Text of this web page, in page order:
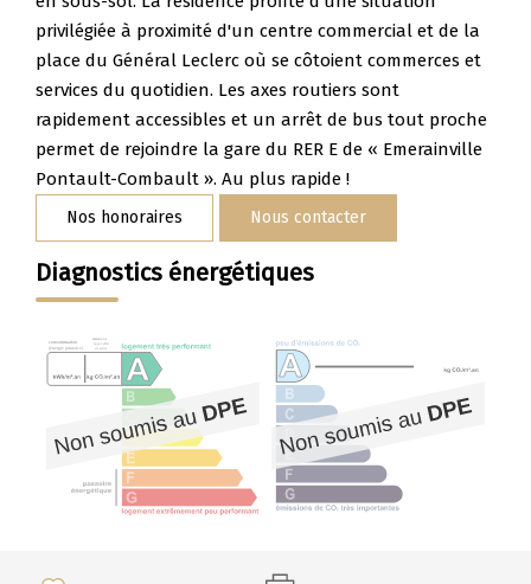
Nos Services
Notre Histoire
Nos Témoignages
Nous Rejoindre
CONTACT
privilégiée à proximité d'un centre commercial et de la
place du Général Leclerc où se côtoient commerces et
services du quotidien. Les axes routiers sont
rapidement accessibles et un arrêt de bus tout proche
permet de rejoindre la gare du RER E de « Emerainville
Pontault-Combault ». Au plus rapide !
Nos honoraires Nous contacter
Diagnostics énergétiques